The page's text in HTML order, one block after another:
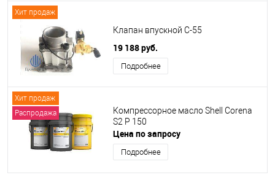
Хит продаж
Клапан впускной C-55
19 188 руб.
Подробнее
Хит продаж
Распродажа
Компрессорное масло Shell Corena
S2 P 150
Цена по запросу
Подробнее